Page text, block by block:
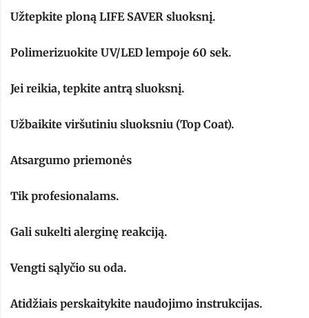
Užtepkite ploną LIFE SAVER sluoksnį.
Polimerizuokite UV/LED lempoje 60 sek.
Jei reikia, tepkite antrą sluoksnį.
Užbaikite viršutiniu sluoksniu (Top Coat).
Atsargumo priemonės
Tik profesionalams.
Gali sukelti alerginę reakciją.
Vengti sąlyčio su oda.
Atidžiais perskaitykite naudojimo instrukcijas.